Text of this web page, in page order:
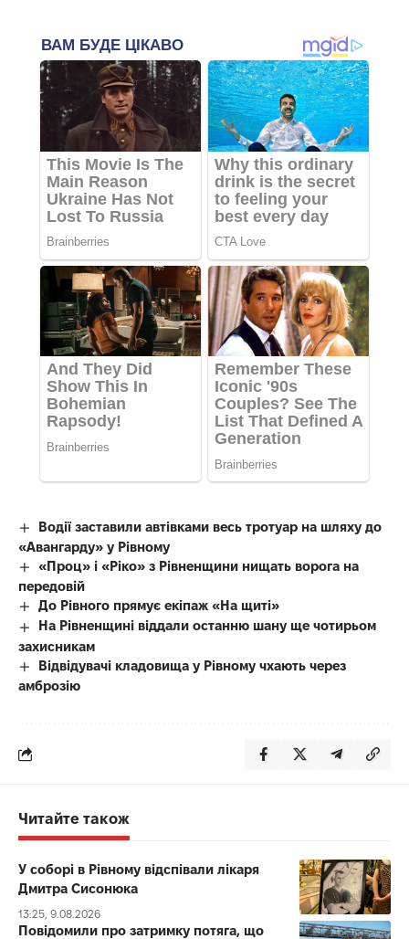
Водії заставили автівками весь тротуар на шляху до
«Авангарду» у Рівному
«Проц» і «Ріко» з Рівненщини нищать ворога на
передовій
До Рівного прямує екіпаж «На щиті»
На Рівненщині віддали останню шану ще чотирьом
захисникам
Відвідувачі кладовища у Рівному чхають через
амброзію
Читайте також
У соборі в Рівному відспівали лікаря
Дмитра Сисонюка
13:25, 9.08.2026
Повідомили про затримку потяга, що